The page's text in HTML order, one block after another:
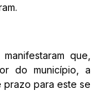
que,
do município, a
para este se